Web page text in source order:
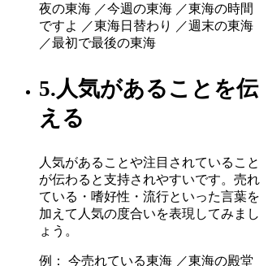
夜の東海 ／今週の東海 ／東海の時間
ですよ ／東海日替わり ／週末の東海
／最初で最後の東海
5.人気があることを伝
える
人気があることや注目されていること
が伝わると支持されやすいです。売れ
ている・嗜好性・流行といった言葉を
加えて人気の度合いを表現してみまし
ょう。
例： 今売れている東海 ／東海の殿堂